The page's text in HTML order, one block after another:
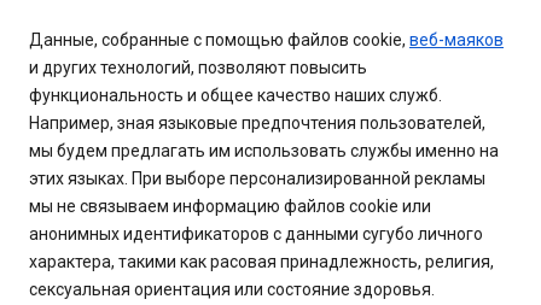
Данные, собранные с помощью файлов cookie, веб-маяков
и других технологий, позволяют повысить
функциональность и общее качество наших служб.
Например, зная языковые предпочтения пользователей,
мы будем предлагать им использовать службы именно на
этих языках. При выборе персонализированной рекламы
мы не связываем информацию файлов cookie или
анонимных идентификаторов с данными сугубо личного
характера, такими как расовая принадлежность, религия,
сексуальная ориентация или состояние здоровья.